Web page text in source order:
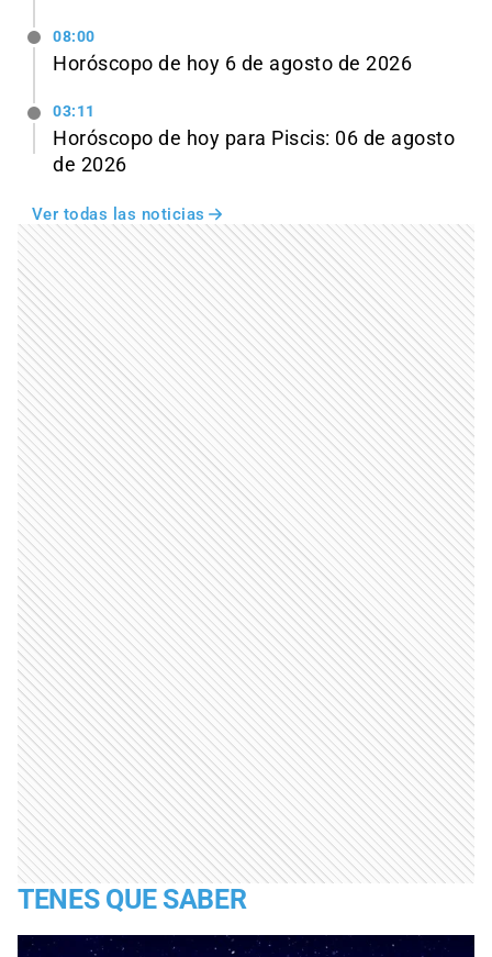
08:00
Horóscopo de hoy 6 de agosto de 2026
03:11
Horóscopo de hoy para Piscis: 06 de agosto
de 2026
Ver todas las noticias
TENES QUE SABER